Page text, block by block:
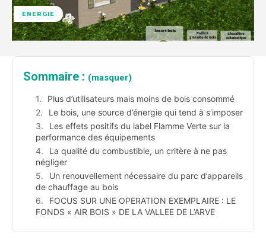
ENERGIE
Sommaire : (masquer)
Plus d’utilisateurs mais moins de bois consommé
Le bois, une source d’énergie qui tend à s’imposer
Les effets positifs du label Flamme Verte sur la
performance des équipements
La qualité du combustible, un critère à ne pas
négliger
Un renouvellement nécessaire du parc d’appareils
de chauffage au bois
FOCUS SUR UNE OPERATION EXEMPLAIRE : LE
FONDS « AIR BOIS » DE LA VALLEE DE L’ARVE